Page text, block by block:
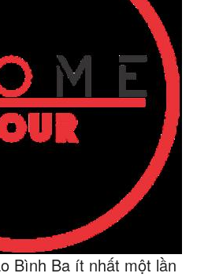
Bình Ba ít nhất một lần